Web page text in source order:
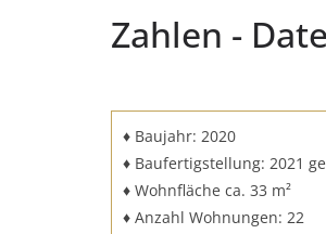
Zahlen -
♦ Baujahr: 2020
♦ Baufertigstellung: 2021
♦ Wohnfläche ca. 33 m²
♦ Anzahl Wohnungen: 22